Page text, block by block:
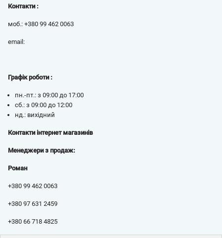
Контакти :
моб.: +380 99 462 0063
email:
Графік роботи :
пн.-пт.: з 09:00 до 17:00
cб.: з 09:00 до 12:00
нд.: вихідний
Контакти інтернет магазинів
Менеджери з продаж:
Роман
+380 99 462 0063
+380 97 631 2459
+380 66 718 4825